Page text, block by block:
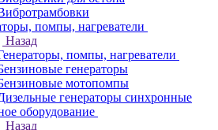
помпы, нагреватели
Назад
помпы, нагреватели
генераторы
мотопомпы
генераторы синхронные
оборудование
Назад